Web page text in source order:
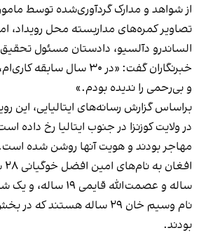
از شواهد و مدارک گردآوری‌شده توسط
تصاویر کمره‌های مداربسته محل رویداد،
الساندرو دآلسیو، دادستان مسئول
خبرنگاران گفت: «در ۳۰ سال
و بی‌رحمی را ندیده بودم.»
براساس گزارش رسانه‌های ایتالیایی، این
در ولایت کوزنزا در جنوب ایتالیا رخ داده
مهاجر بودند و هویت آنها روشن شده
ساله و عصمت‌الله قایمی
نام وسیم خان ۲۹ ساله هستند
بودند.